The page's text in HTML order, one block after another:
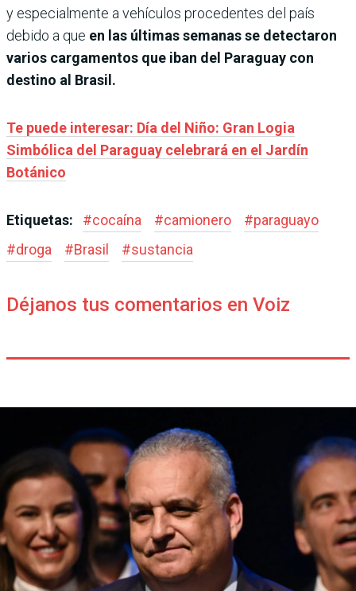
y especialmente a vehículos procedentes del país
debido a que en las últimas semanas se detectaron
varios cargamentos que iban del Paraguay con
destino al Brasil.
Te puede interesar: Día del Niño: Gran Logia
Simbólica del Paraguay celebrará en el Jardín
Botánico
Etiquetas: #cocaína #camionero #paraguayo
#droga #Brasil #sustancia
Déjanos tus comentarios en Voiz